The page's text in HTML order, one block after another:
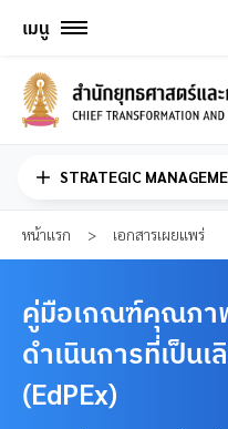
content
เมนู
STRATEGIC
หน้าแรก > เอกสารเผยแพร่
คู่มือเกณฑ์คุณภา
ดำเนินการที่เป็น
(EdPEx)